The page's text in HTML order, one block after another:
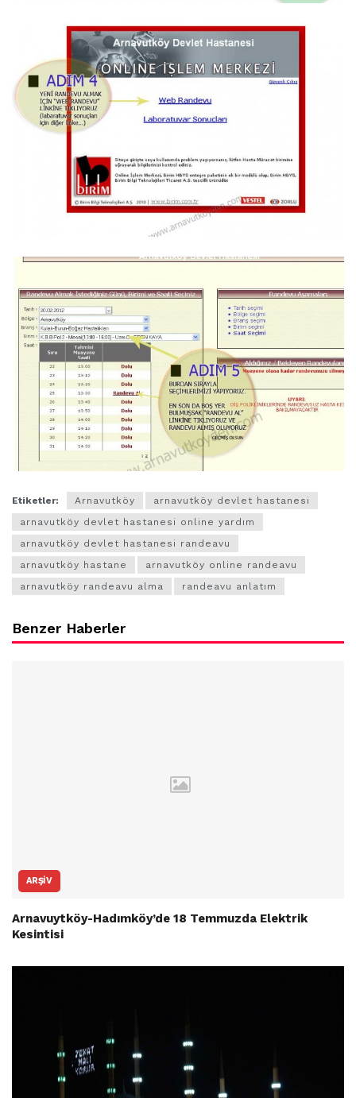
Etiketler: Arnavutköy
arnavutköy devlet hastanesi
arnavutköy devlet hastanesi online yardım
arnavutköy devlet hastanesi randeavu
arnavutköy hastane
arnavutköy online randeavu
arnavutköy randeavu alma
randeavu anlatım
Benzer Haberler
ARŞIV
Arnavuytköy-Hadımköy’de 18 Temmuzda Elektrik
Kesintisi